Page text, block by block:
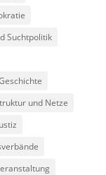
Suchtpolitik
und Netze